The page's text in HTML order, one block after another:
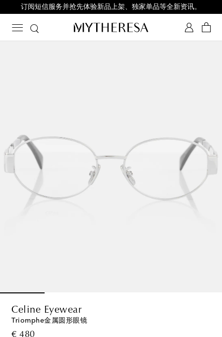
订阅短信服务并抢先体验新品上架、独家单品等全新资讯。
Celine Eyewear
Triomphe金属圆形眼镜
€ 480original price